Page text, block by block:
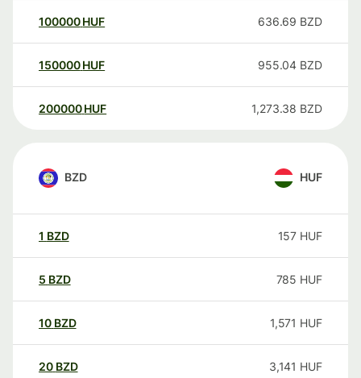
100000 HUF 636.69 BZD
150000 HUF 955.04 BZD
200000 HUF 1,273.38 BZD
BZD HUF
1 BZD 157 HUF
5 BZD 785 HUF
10 BZD 1,571 HUF
20 BZD 3,141 HUF